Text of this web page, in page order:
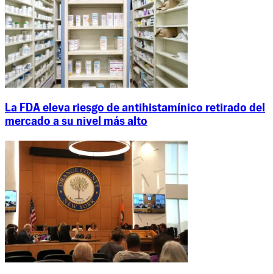
La FDA eleva riesgo de antihistamínico retirado del
mercado a su nivel más alto